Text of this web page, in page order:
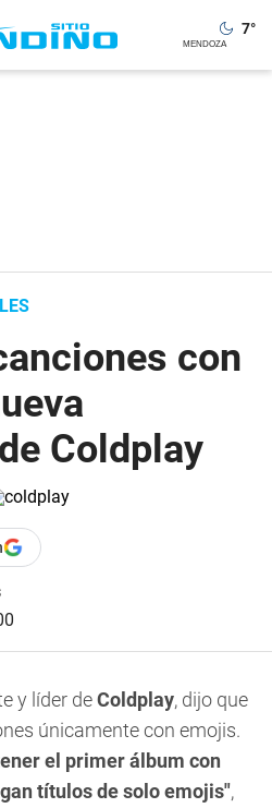
7°
con
Coldplay
y líder deColdplay, dijo que
únicamente con emojis.
el primer álbum con
títulos de solo emojis",